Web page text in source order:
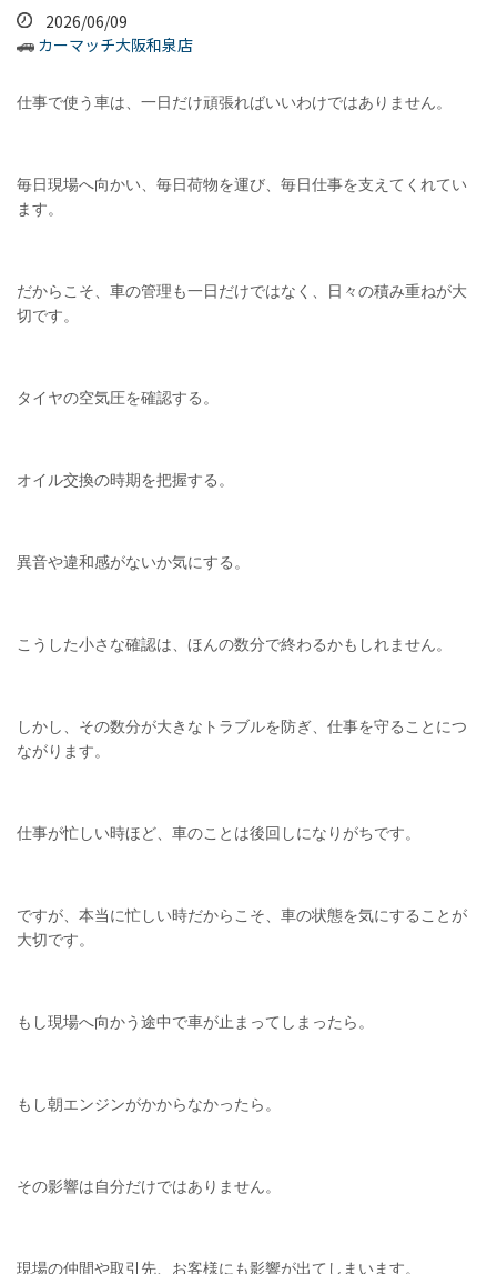
2026/06/09
カーマッチ大阪和泉店
仕事で使う車は、一日だけ頑張ればいいわけではありません。
毎日現場へ向かい、毎日荷物を運び、毎日仕事を支えてくれてい
ます。
だからこそ、車の管理も一日だけではなく、日々の積み重ねが大
切です。
タイヤの空気圧を確認する。
オイル交換の時期を把握する。
異音や違和感がないか気にする。
こうした小さな確認は、ほんの数分で終わるかもしれません。
しかし、その数分が大きなトラブルを防ぎ、仕事を守ることにつ
ながります。
仕事が忙しい時ほど、車のことは後回しになりがちです。
ですが、本当に忙しい時だからこそ、車の状態を気にすることが
大切です。
もし現場へ向かう途中で車が止まってしまったら。
もし朝エンジンがかからなかったら。
その影響は自分だけではありません。
現場の仲間や取引先、お客様にも影響が出てしまいます。